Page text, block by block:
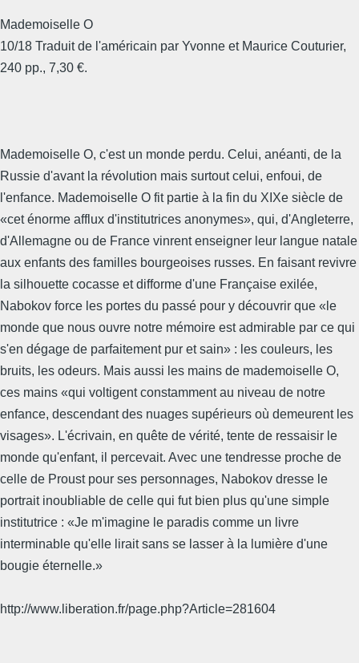
Mademoiselle O
10/18 Traduit de l'américain par Yvonne et Maurice Couturier,
240 pp., 7,30 €.
Mademoiselle O, c'est un monde perdu. Celui, anéanti, de la
Russie d'avant la révolution mais surtout celui, enfoui, de
l'enfance. Mademoiselle O fit partie à la fin du XIXe siècle de
«cet énorme afflux d'institutrices anonymes», qui, d'Angleterre,
d'Allemagne ou de France vinrent enseigner leur langue natale
aux enfants des familles bourgeoises russes. En faisant revivre
la silhouette cocasse et difforme d'une Française exilée,
Nabokov force les portes du passé pour y découvrir que «le
monde que nous ouvre notre mémoire est admirable par ce qui
s'en dégage de parfaitement pur et sain» : les couleurs, les
bruits, les odeurs. Mais aussi les mains de mademoiselle O,
ces mains «qui voltigent constamment au niveau de notre
enfance, descendant des nuages supérieurs où demeurent les
visages». L'écrivain, en quête de vérité, tente de ressaisir le
monde qu'enfant, il percevait. Avec une tendresse proche de
celle de Proust pour ses personnages, Nabokov dresse le
portrait inoubliable de celle qui fut bien plus qu'une simple
institutrice : «Je m'imagine le paradis comme un livre
interminable qu'elle lirait sans se lasser à la lumière d'une
bougie éternelle.»
http://www.liberation.fr/page.php?Article=281604